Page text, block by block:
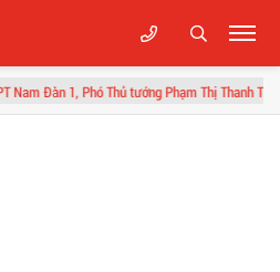
Thủ tướng Phạm Thị Thanh Trà kỳ vọng môi